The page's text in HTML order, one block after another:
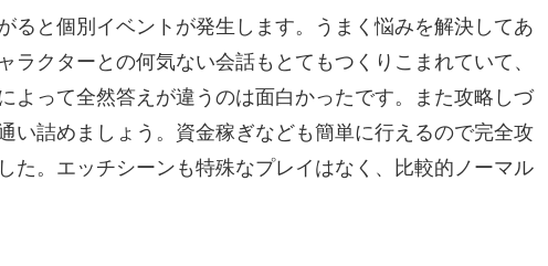
ると個別イベントが発生します。うまく悩みを解決してあ
ラクターとの何気ない会話もとてもつくりこまれていて、
よって全然答えが違うのは面白かったです。また攻略しづ
い詰めましょう。資金稼ぎなども簡単に行えるので完全攻
た。エッチシーンも特殊なプレイはなく、比較的ノーマル